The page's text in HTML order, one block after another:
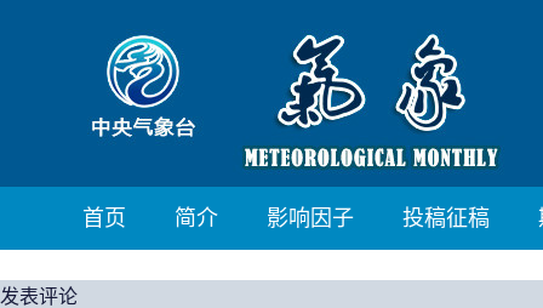
首页 简介 影响因子 投稿征稿
发表评论